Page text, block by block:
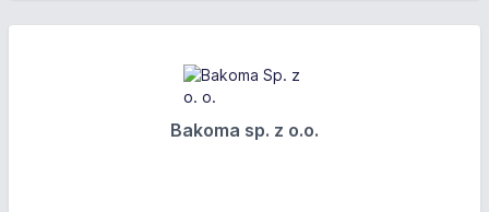
Bakoma sp. z o.o.